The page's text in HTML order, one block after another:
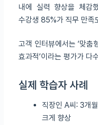
내에 실력 향상을 체감
수강생 85%가 직무 만족
고객 인터뷰에서는 ‘맞춤
효과적’이라는 평가가 다
실제 학습자 사례
직장인 A씨: 3개
크게 향상